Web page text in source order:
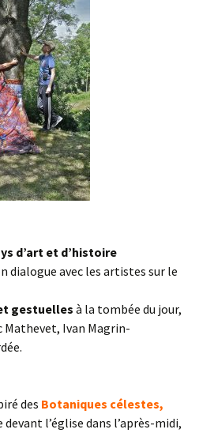
d’art et d’histoire
dialogue avec les artistes sur le
gestuelles à la tombée du jour,
Mathevet, Ivan Magrin-
des Botaniques célestes,
l’église dans l’après-midi,